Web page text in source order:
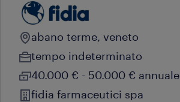
abano terme, veneto
tempo indeterminato
40.000 € - 50.000 € annuale
fidia farmaceutici spa